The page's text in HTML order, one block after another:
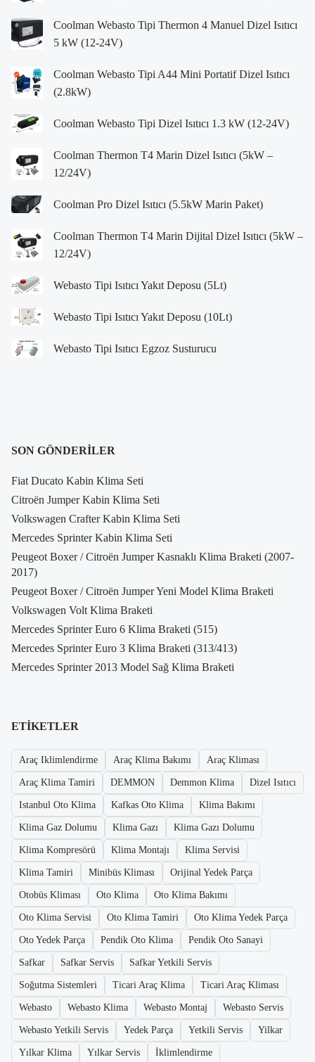
Coolman Webasto Tipi Thermon 4 Manuel Dizel Isıtıcı
5 kW (12-24V)
Coolman Webasto Tipi A44 Mini Portatif Dizel Isıtıcı
(2.8kW)
Coolman Webasto Tipi Dizel Isıtıcı 1.3 kW (12-24V)
Coolman Thermon T4 Marin Dizel Isıtıcı (5kW –
12/24V)
Coolman Pro Dizel Isıtıcı (5.5kW Marin Paket)
Coolman Thermon T4 Marin Dijital Dizel Isıtıcı (5kW –
12/24V)
Webasto Tipi Isıtıcı Yakıt Deposu (5Lt)
Webasto Tipi Isıtıcı Yakıt Deposu (10Lt)
Webasto Tipi Isıtıcı Egzoz Susturucu
SON GÖNDERILER
Fiat Ducato Kabin Klima Seti
Citroën Jumper Kabin Klima Seti
Volkswagen Crafter Kabin Klima Seti
Mercedes Sprinter Kabin Klima Seti
Peugeot Boxer / Citroën Jumper Kasnaklı Klima Braketi (2007-
2017)
Peugeot Boxer / Citroën Jumper Yeni Model Klima Braketi
Volkswagen Volt Klima Braketi
Mercedes Sprinter Euro 6 Klima Braketi (515)
Mercedes Sprinter Euro 3 Klima Braketi (313/413)
Mercedes Sprinter 2013 Model Sağ Klima Braketi
ETIKETLER
Araç Iklimlendirme Araç Klima Bakımı Araç Kliması
Araç Klima Tamiri DEMMON Demmon Klima Dizel Isıtıcı
Istanbul Oto Klima Kafkas Oto Klima Klima Bakımı
Klima Gaz Dolumu Klima Gazı Klima Gazı Dolumu
Klima Kompresörü Klima Montajı Klima Servisi
Klima Tamiri Minibüs Kliması Orijinal Yedek Parça
Otobüs Kliması Oto Klima Oto Klima Bakımı
Oto Klima Servisi Oto Klima Tamiri Oto Klima Yedek Parça
Oto Yedek Parça Pendik Oto Klima Pendik Oto Sanayi
Safkar Safkar Servis Safkar Yetkili Servis
Soğutma Sistemleri Ticari Araç Klima Ticari Araç Kliması
Webasto Webasto Klima Webasto Montaj Webasto Servis
Webasto Yetkili Servis Yedek Parça Yetkili Servis Yilkar
Yılkar Klima Yılkar Servis İklimlendirme